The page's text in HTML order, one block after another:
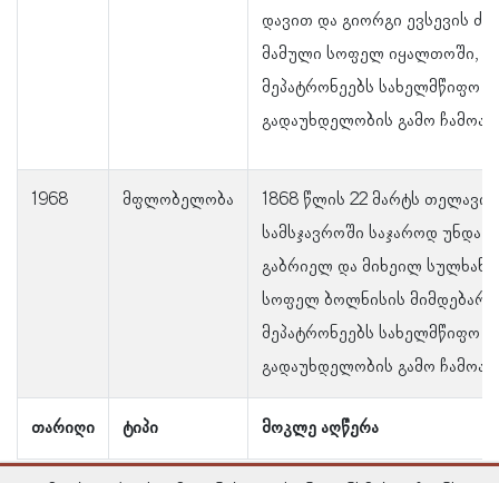
თარიღი ტიპი მოკლე აღწერა
დავით და გიორგი ევსევის ძე
მამული სოფელ იყალთოში,
მეპატრონეებს სახელმწიფო
გადაუხდელობის გამო
1968 მფლობელობა
1868 წლის 22 მარტს
სამსჯავროში საჯაროდ უნდა
გაბრიელ და მიხეილ
სოფელ ბოლნისის
მეპატრონეებს სახელმწიფო
გადაუხდელობის გამო